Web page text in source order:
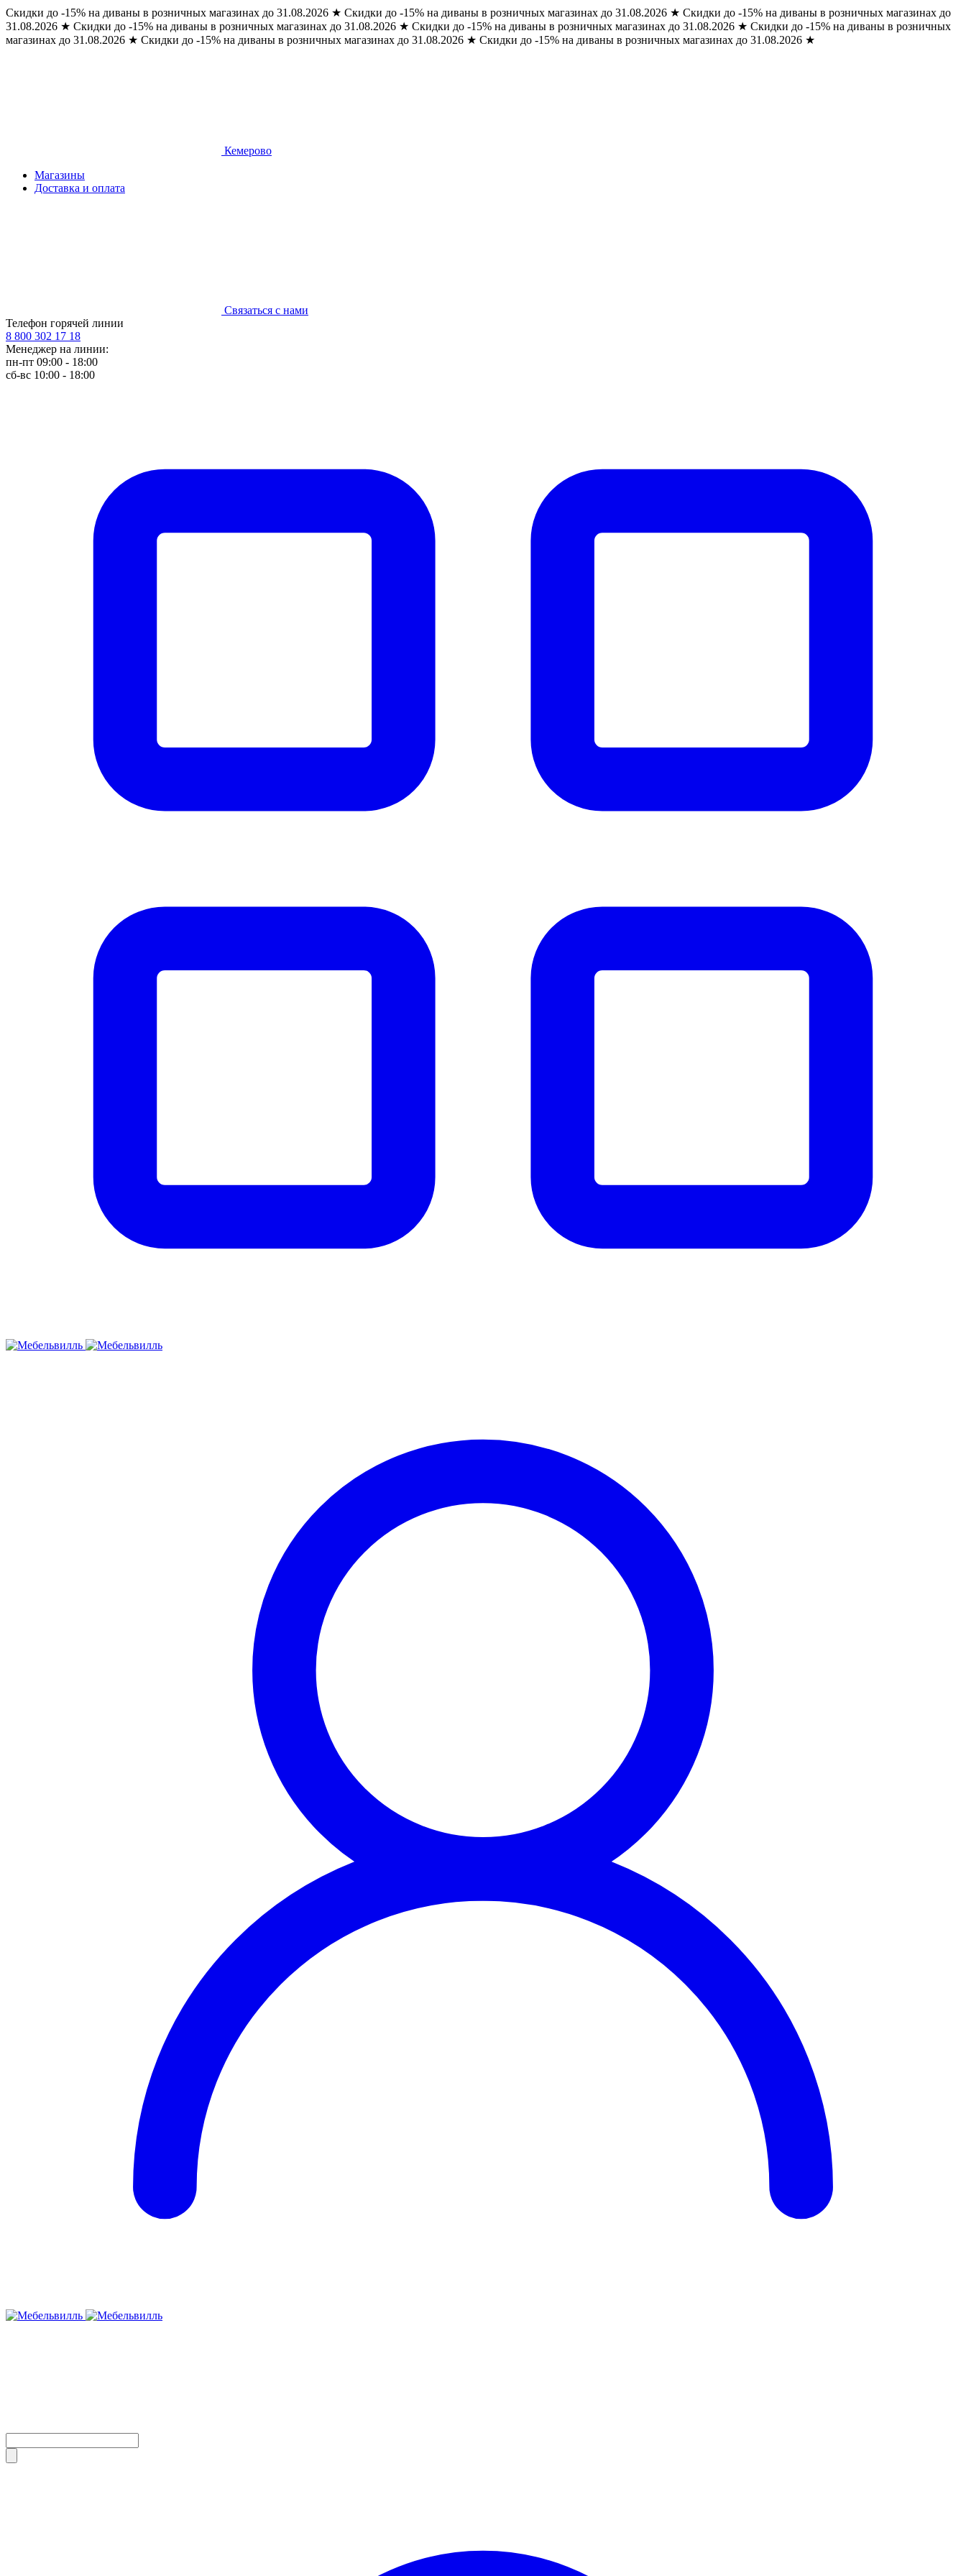
Скидки до -15% на диваны в розничных магазинах до 31.08.2026 ★ Скидки до -15% на диваны в розничных магазинах до 31.08.2026 ★ Скидки до -15% на диваны в розничных магазинах до
31.08.2026 ★ Скидки до -15% на диваны в розничных магазинах до 31.08.2026 ★ Скидки до -15% на диваны в розничных магазинах до 31.08.2026 ★ Скидки до -15% на диваны в розничных
магазинах до 31.08.2026 ★ Скидки до -15% на диваны в розничных магазинах до 31.08.2026 ★ Скидки до -15% на диваны в розничных магазинах до 31.08.2026 ★
Кемерово
Магазины
Доставка и оплата
Связаться с нами
Телефон горячей линии
8 800 302 17 18
Менеджер на линии:
пн-пт 09:00 - 18:00
сб-вс 10:00 - 18:00